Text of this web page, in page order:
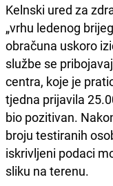
Kelnski ured za
„vrhu ledenog
obračuna uskoro
službe se
centra, koje je
tjedna prijavila
bio pozitivan.
broju testiranih
iskrivljeni podaci
sliku na terenu.